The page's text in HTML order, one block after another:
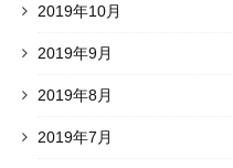
2019年10月
2019年9月
2019年8月
2019年7月